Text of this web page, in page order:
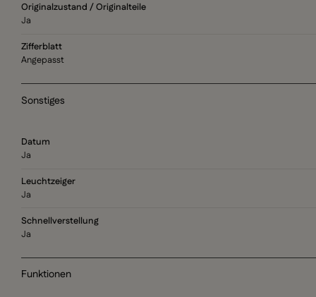
Originalzustand / Originalteile
Ja
Zifferblatt
Angepasst
Sonstiges
Datum
Ja
Leuchtzeiger
Ja
Schnellverstellung
Ja
Funktionen